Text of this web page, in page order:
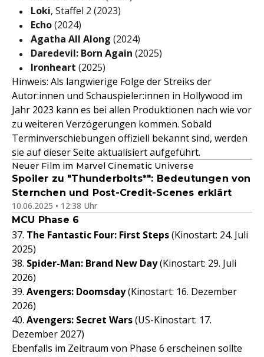
Loki, Staffel 2 (2023)
Echo(2024)
Agatha All Along (2024)
Daredevil: Born Again (2025)
Ironheart (2025)
Hinweis: Als langwierige Folge der Streiks der
Autor:innen und Schauspieler:innen in Hollywood im
Jahr 2023 kann es bei allen Produktionen nach wie vor
zu weiteren Verzögerungen kommen. Sobald
Terminverschiebungen offiziell bekannt sind, werden
sie auf dieser Seite aktualisiert aufgeführt.
Neuer Film im Marvel Cinematic Universe
Spoiler zu "Thunderbolts*": Bedeutungen von
Sternchen und Post-Credit-Scenes erklärt
10.06.2025 • 12:38 Uhr
MCU Phase 6
37. The Fantastic Four: First Steps(Kinostart: 24. Juli
2025)
38. Spider-Man: Brand New Day(Kinostart: 29. Juli
2026)
39. Avengers: Doomsday(Kinostart: 16. Dezember
2026)
40. Avengers: Secret Wars(US-Kinostart: 17.
Dezember 2027)
Ebenfalls im Zeitraum von Phase 6 erscheinen sollte